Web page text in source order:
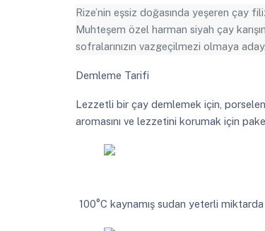
Rize’nin eşsiz doğasında yeşeren çay
Muhteşem özel harman siyah çay
sofralarınızın vazgeçilmezi olmaya
Demleme Tarifi
Lezzetli bir çay demlemek için, porselen
aromasını ve lezzetini korumak için
100°C kaynamış sudan yeterli